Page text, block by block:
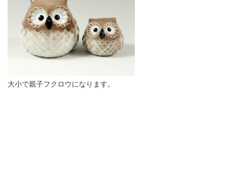
大小で親子フクロウになります。